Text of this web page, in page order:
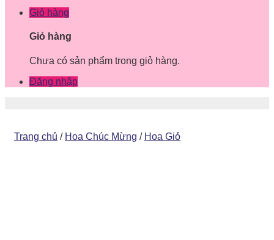
Giỏ hàng
Giỏ hàng
Chưa có sản phẩm trong giỏ hàng.
Đăng nhập
Trang chủ / Hoa Chúc Mừng / Hoa Giỏ